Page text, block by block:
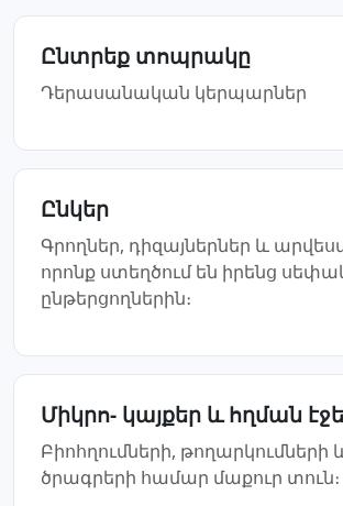
Ընտրեք տոպրակը
Դերասանական կերպարներ
Ընկեր
Գրողներ, դիզայներներ և
որոնք ստեղծում են իրենց
ընթերցողներին։
Միկրո- կայքեր և հղման
Բիոհղումների, թողարկումների
ծրագրերի համար մաքուր տուն։